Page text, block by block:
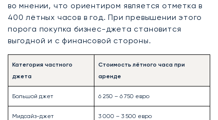
во мнении, что ориентиром является отметка в
400 лётных часов в год. При превышении этого
порога покупка бизнес-джета становится
выгодной и с финансовой стороны.
Категория частного
джета
Стоимость лётного часа при
аренде
Большой джет 6 250 – 6 750 евро
Мидсайз-джет 3 000 – 3 500 евро